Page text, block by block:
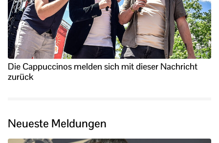
Die Cappuccinos melden sich mit dieser Nachricht
zurück
Neueste Meldungen